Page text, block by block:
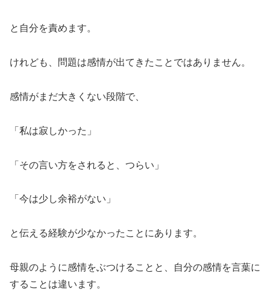
と自分を責めます。
けれども、問題は感情が出てきたことではありません。
感情がまだ大きくない段階で、
「私は寂しかった」
「その言い方をされると、つらい」
「今は少し余裕がない」
と伝える経験が少なかったことにあります。
母親のように感情をぶつけることと、自分の感情を言葉に
することは違います。